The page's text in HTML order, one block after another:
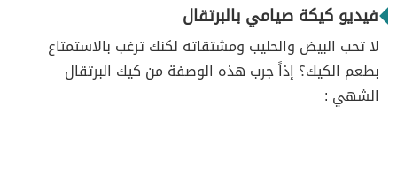
فيديو كيكة صيامي بالبرتقال
لا تحب البيض والحليب ومشتقاته لكنك ترغب بالاستمتاع
بطعم الكيك؟ إذاً جرب هذه الوصفة من كيك البرتقال
الشهي :